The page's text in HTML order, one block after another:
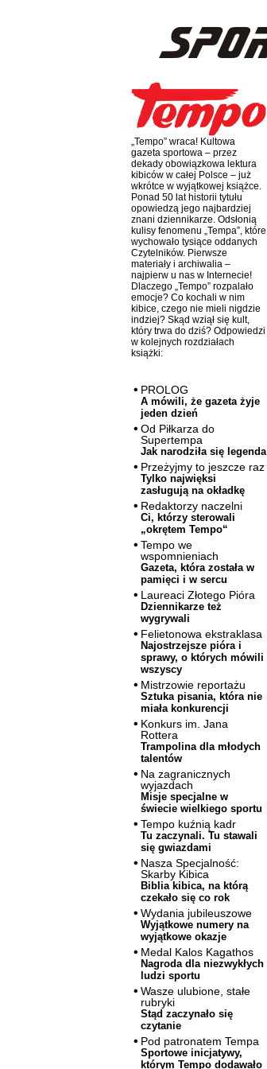
„Tempo” wraca! Kultowa
gazeta sportowa – przez
dekady obowiązkowa lektura
kibiców w całej Polsce – już
wkrótce w wyjątkowej książce.
Ponad 50 lat historii tytułu
opowiedzą jego najbardziej
znani dziennikarze. Odsłonią
kulisy fenomenu „Tempa”, które
wychowało tysiące oddanych
Czytelników. Pierwsze
materiały i archiwalia –
najpierw u nas w Internecie!
Dlaczego „Tempo” rozpalało
emocje? Co kochali w nim
kibice, czego nie mieli nigdzie
indziej? Skąd wziął się kult,
który trwa do dziś? Odpowiedzi
w kolejnych rozdziałach
książki:
PROLOG
A mówili, że gazeta żyje
jeden dzień
Od Piłkarza do
Supertempa
Jak narodziła się legenda
Przeżyjmy to jeszcze raz
Tylko najwięksi
zasługują na okładkę
Redaktorzy naczelni
Ci, którzy sterowali
„okrętem Tempo“
Tempo we
wspomnieniach
Gazeta, która została w
pamięci i w sercu
Laureaci Złotego Pióra
Dziennikarze też
wygrywali
Felietonowa ekstraklasa
Najostrzejsze pióra i
sprawy, o których mówili
wszyscy
Mistrzowie reportażu
Sztuka pisania, która nie
miała konkurencji
Konkurs im. Jana
Rottera
Trampolina dla młodych
talentów
Na zagranicznych
wyjazdach
Misje specjalne w
świecie wielkiego sportu
Tempo kuźnią kadr
Tu zaczynali. Tu stawali
się gwiazdami
Nasza Specjalność:
Skarby Kibica
Biblia kibica, na którą
czekało się co rok
Wydania jubileuszowe
Wyjątkowe numery na
wyjątkowe okazje
Medal Kalos Kagathos
Nagroda dla niezwykłych
ludzi sportu
Wasze ulubione, stałe
rubryki
Stąd zaczynało się
czytanie
Pod patronatem Tempa
Sportowe inicjatywy,
którym Tempo dodawało